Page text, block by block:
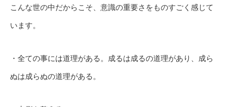
こんな世の中だからこそ、意識の重要さをものすごく感じて
います。
・全ての事には道理がある。成るは成るの道理があり、成ら
ぬは成らぬの道理がある。